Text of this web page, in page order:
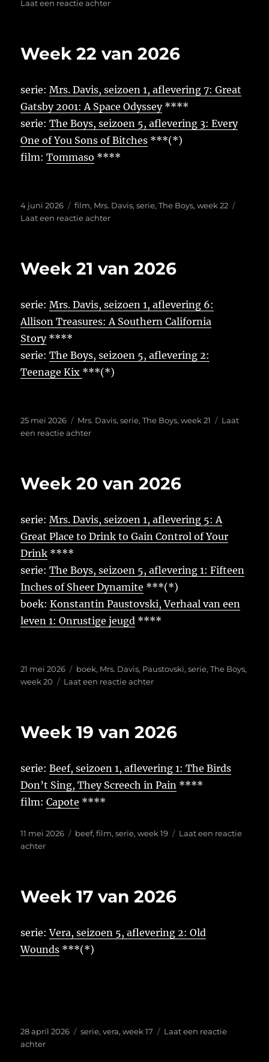
op
Laat een reactie achterop
2026
Week 22 van 2026
serie:Mrs. Davis, seizoen 1, aflevering 7: Great
Gatsby 2001: A Space Odyssey****
serie:The Boys, seizoen 5, aflevering 3: Every
One of You Sons of Bitches ***(*)
film:Tommaso ****
Geplaatst
op
4 juni 2026 Tags
film, Mrs. Davis,serie,The Boys,week 22
Laat een reactie achterop
2026
Week 21 van 2026
serie:Mrs. Davis, seizoen 1, aflevering 6:
Allison Treasures: A Southern California
Story****
serie:The Boys, seizoen 5, aflevering 2:
Teenage Kix ***(*)
Geplaatst
op
25 mei 2026 Tags
Mrs. Davis,serie,The Boys,week 21
Laat
een reactie achterop
2026
Week 20 van 2026
serie:Mrs. Davis, seizoen 1, aflevering 5: A
Great Place to Drink to Gain Control of Your
Drink ****
serie:The Boys, seizoen 5, aflevering 1: Fifteen
Inches of Sheer Dynamite ***(*)
boek:Konstantin Paustovski, Verhaal van een
leven 1: Onrustige jeugd ****
Geplaatst
op
21 mei 2026 Tags
boek, Mrs. Davis, Paustovski,serie,The Boys,
week 20
Laat een reactie achterop
2026
Week 19 van 2026
serie:Beef, seizoen 1, aflevering 1: The Birds
Don’t Sing, They Screech in Pain ****
film:Capote ****
Geplaatst
op
11 mei 2026 Tags
beef,film,serie,week 19
Laat een reactie
achterop
2026
Week 17 van 2026
serie:Vera, seizoen 5, aflevering 2: Old
Wounds ***(*)
Geplaatst
op
28 april 2026 Tags
serie,vera,week 17
Laat een reactie
achterop